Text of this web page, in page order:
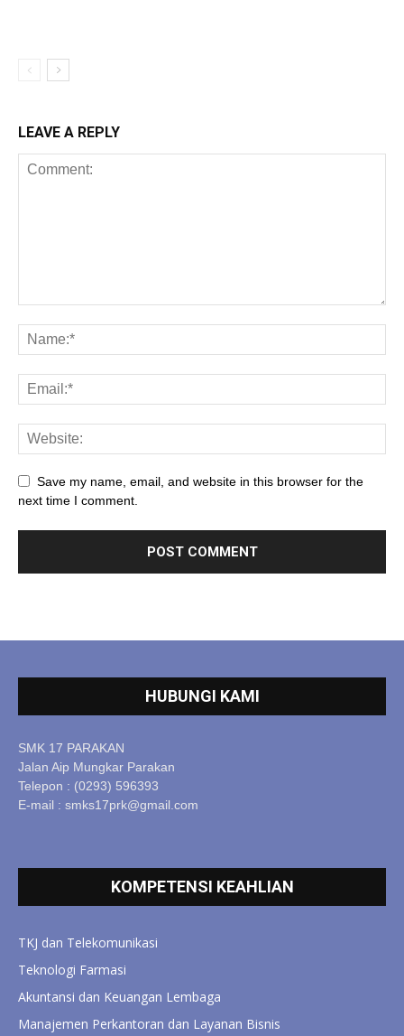
LEAVE A REPLY
Save my name, email, and website in this browser for the
next time I comment.
HUBUNGI KAMI
SMK 17 PARAKAN
Jalan Aip Mungkar Parakan
Telepon : (0293) 596393
E-mail : smks17prk@gmail.com
KOMPETENSI KEAHLIAN
TKJ dan Telekomunikasi
Teknologi Farmasi
Akuntansi dan Keuangan Lembaga
Manajemen Perkantoran dan Layanan Bisnis